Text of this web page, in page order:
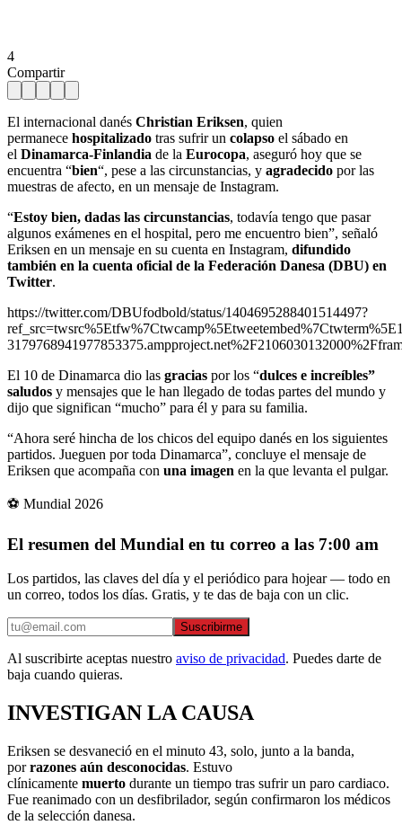
4
Compartir
El internacional danés Christian Eriksen, quien
permanece hospitalizado tras sufrir un colapso el sábado en
el Dinamarca-Finlandia de la Eurocopa, aseguró hoy que se
encuentra “bien“, pese a las circunstancias, y agradecido por las
muestras de afecto, en un mensaje de Instagram.
“Estoy bien, dadas las circunstancias, todavía tengo que pasar
algunos exámenes en el hospital, pero me encuentro bien”, señaló
Eriksen en un mensaje en su cuenta en Instagram, difundido
también en la cuenta oficial de la Federación Danesa (DBU) en
Twitter.
https://twitter.com/DBUfodbold/status/1404695288401514497?
El 10 de Dinamarca dio las gracias por los “dulces e increíbles”
saludos y mensajes que le han llegado de todas partes del mundo y
dijo que significan “mucho” para él y para su familia.
“Ahora seré hincha de los chicos del equipo danés en los siguientes
partidos. Jueguen por toda Dinamarca”, concluye el mensaje de
Eriksen que acompaña con una imagen en la que levanta el pulgar.
⚽ Mundial 2026
El resumen del Mundial en tu correo a las 7:00 am
Los partidos, las claves del día y el periódico para hojear — todo en
un correo, todos los días. Gratis, y te das de baja con un clic.
Suscribirme
Al suscribirte aceptas nuestro aviso de privacidad. Puedes darte de
baja cuando quieras.
INVESTIGAN LA CAUSA
Eriksen se desvaneció en el minuto 43, solo, junto a la banda,
porrazones aún desconocidas. Estuvo
clínicamente muerto durante un tiempo tras sufrir un paro cardiaco.
Fue reanimado con un desfibrilador, según confirmaron los médicos
de la selección danesa.